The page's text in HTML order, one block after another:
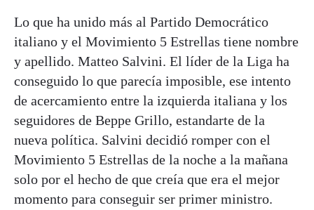
Lo que ha unido más al Partido Democrático
italiano y el Movimiento 5 Estrellas tiene nombre
y apellido. Matteo Salvini. El líder de la Liga ha
conseguido lo que parecía imposible, ese intento
de acercamiento entre la izquierda italiana y los
seguidores de Beppe Grillo, estandarte de la
nueva política. Salvini decidió romper con el
Movimiento 5 Estrellas de la noche a la mañana
solo por el hecho de que creía que era el mejor
momento para conseguir ser primer ministro.